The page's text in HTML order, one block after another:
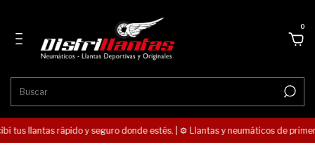
0
tus llantas rápido y seguro donde estés. | ⚙️ Llantas y neumáticos de